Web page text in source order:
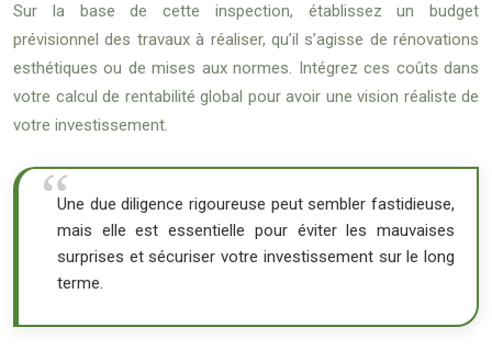
Sur la base de cette inspection, établissez un budget
prévisionnel des travaux à réaliser, qu’il s’agisse de rénovations
esthétiques ou de mises aux normes. Intégrez ces coûts dans
votre calcul de rentabilité global pour avoir une vision réaliste de
votre investissement.
Une due diligence rigoureuse peut sembler fastidieuse,
mais elle est essentielle pour éviter les mauvaises
surprises et sécuriser votre investissement sur le long
terme.